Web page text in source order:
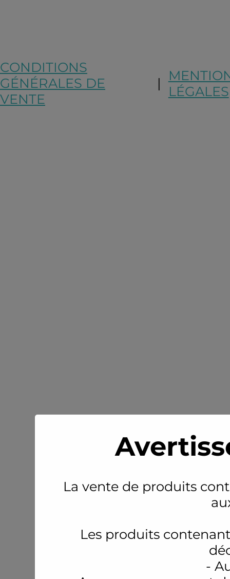
La vente de produits
Les produits
-
CONDITIONS
GÉNÉRALES DE
VENTE
|LÉGALES